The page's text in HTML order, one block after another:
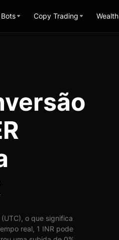
Bots Copy Trading Wealth
o que significa
real, 1 INR pode